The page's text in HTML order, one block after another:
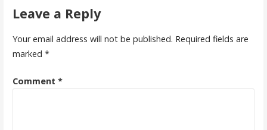
Leave a Reply
Your email address will not be published. Required fields are
marked *
Comment *